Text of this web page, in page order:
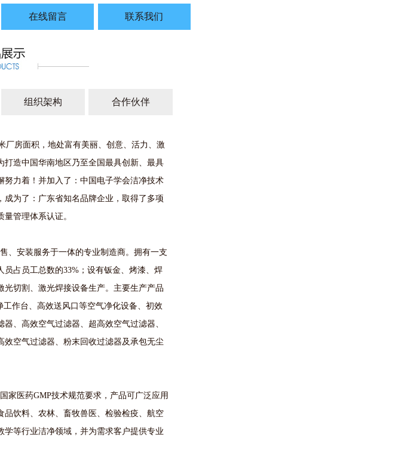
在线留言 联系我们
组织架构 合作伙伴
厂房面积，地处富有美丽、创意、活力、激
造中国华南地区乃至全国最具创新、最具
力着！并加入了：中国电子学会洁净技术
为了：广东省知名品牌企业，取得了多项
管理体系认证。
安装服务于一体的专业制造商。拥有一支
占员工总数的33%；设有钣金、烤漆、焊
切割、激光焊接设备生产。主要生产产品
工作台、高效送风口等空气净化设备、初效
、高效空气过滤器、超高效空气过滤器、
空气过滤器、粉末回收过滤器及承包无尘
家医药GMP技术规范要求，产品可广泛应用
饮料、农林、畜牧兽医、检验检疫、航空
等行业洁净领域，并为需求客户提供专业